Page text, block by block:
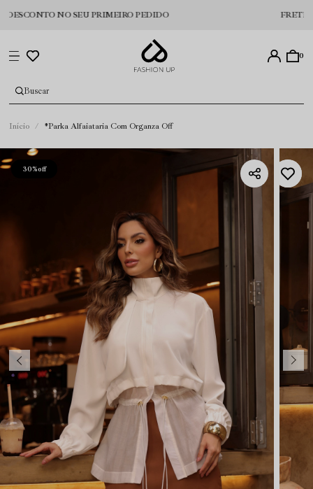
NO SEU PRIMEIRO PEDIDO FRETE
0
Início *Parka Alfaiataria Com Organza Off
30%off